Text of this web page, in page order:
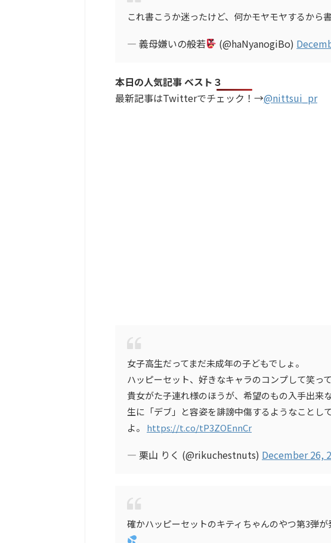
これ書こうか迷ったけど、何かモヤモヤするから
— 義母嫌いの般若 (@haNyanogiBo)
本日の人気記事 ベスト３
最新記事はTwitterでチェック！→@nittsui_pr
女子高生だってまだ未成年の子どもでしょ。
ハッピーセット、好きなキャラのコンプして笑っ
貴女がた子連れ様のほうが、希望のもの入手出来
生に「デブ」と容姿を誹謗中傷するようなことし
よ。 https://t.co/tP3ZOEnnCr
— 栗山 りく (@rikuchestnuts) December 26,
確かハッピーセットのキティちゃんのやつ第3弾